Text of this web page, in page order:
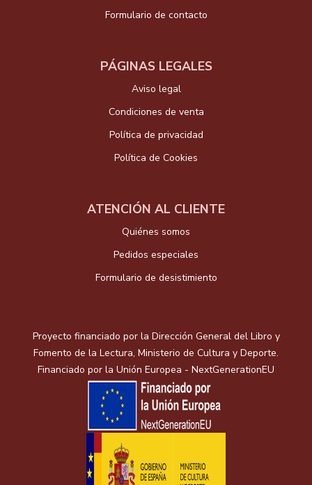
Formulario de contacto
PÁGINAS LEGALES
Aviso legal
Condiciones de venta
Política de privacidad
Política de Cookies
ATENCIÓN AL CLIENTE
Quiénes somos
Pedidos especiales
Formulario de desistimiento
Proyecto financiado por la Dirección General del Libro y
Fomento de la Lectura, Ministerio de Cultura y Deporte.
Financiado por la Unión Europea - NextGenerationEU